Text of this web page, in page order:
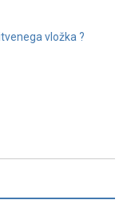
vložka ?